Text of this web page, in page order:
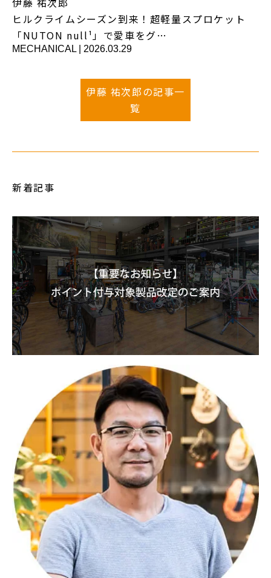
ヒルクライムシーズン到来！超軽量スプロケット
「NUTON null¹」で愛車をグ…
MECHANICAL 2026.03.29
伊藤 祐次郎の記事一
覧
新着記事